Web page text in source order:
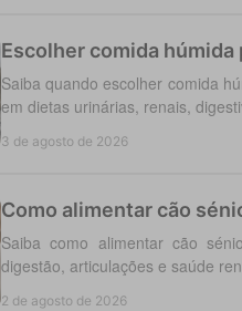
Escolher comida
Saiba quando escolher comida
em dietas urinárias, renais,
3 de agosto de 2026
Como alimentar cão
Saiba como alimentar cão
digestão, articulações e saúde
2 de agosto de 2026